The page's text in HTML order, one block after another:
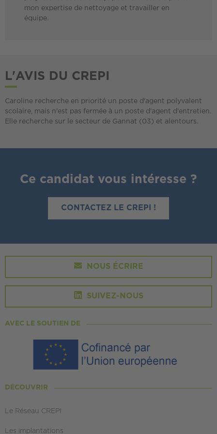
mon expertise de nettoyage et travailler en
équipe.
L'AVIS DU CREPI
Caroline recherche en priorité un poste d'agent polyvalent
scolaire, mais n'est pas fermée à un poste d'agent d'entretien.
Elle recherche sur le secteur de Gannat (03) et alentours.
Ce candidat vous intéresse ?
CONTACTEZ LE CREPI !
NOUS ÉCRIRE
SUIVEZ-NOUS
AVEC LE SOUTIEN DE
DÉCOUVRIR
Le Réseau CREPI
Les implantations